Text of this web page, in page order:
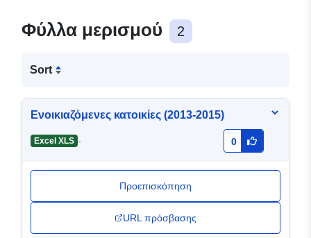
Φύλλα μερισμού 2
Sort
Ενοικιαζόμενες κατοικίες (2013-2015)
Excel XLS - 0
Προεπισκόπηση
URL πρόσβασης